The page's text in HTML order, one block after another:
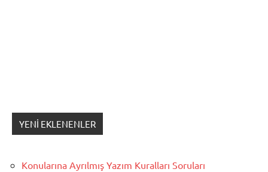
YENI EKLENENLER
Konularına Ayrılmış Yazım Kuralları Soruları